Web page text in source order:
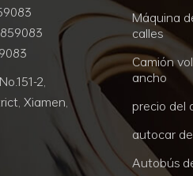
2,
Xiamen,
Máquina
calles
Camión
ancho
precio del
autocar
Autobús